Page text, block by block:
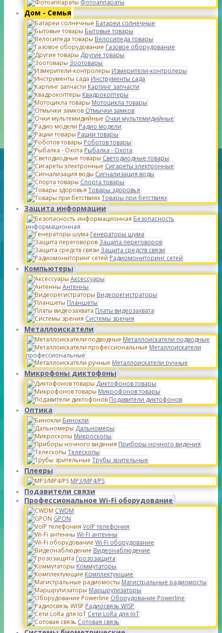
Фотоаппараты
Дом - Семья
Батареи солнечные
Бытовые товары
Велосипеда товары
Газовое оборудование
Другие товары
Зоотовары
Измерители-контролеры
Инструменты сада
Картинг запчасти
Квадрокоптеры
Мотоцикла товары
Отмычки замков
Очки мультемидийные
Радио модели
Рации товары
Роботов товары
Рыбалка - Охота
Светодиодные товары
Сигареты электронные
Сигнализация воды
Спорта товары
Товары здоровья
Товары при бетствиях
Защита информации
Безопасность
информационная
Генераторы шума
Защита переговоров
Защита средств связи
Радиомониторинг сетей
Компьютеры
Аксессуары
Антенны
Видеорегистраторы
Планшеты
Платы видеозахвата
Системы зрения
Металлоискатели
Металлоискатели подводные
Металлоискатели
профессиональные
Металлоискатели ручные
Микрофоны диктофоны
Диктофонов товары
Микрофонов товары
Подавители диктофонов
Оптика
Бинокли
Дальномеры
Микроскопы
Приборы ночного видения
Телескопы
Трубы зрительные
Плееры
MP3/MP4/PS
Подавители связи
Профессиональное Wi-Fi оборудование
CWDM
GPON
VoIP телефония
Wi-Fi антенны
Wi-Fi оборудование
Видеонаблюдение
Грозозащита
Коммутаторы
Комплектующие
Магистральные радиомосты
Маршрутизаторы
Оборудование Powerline
Радиосвязь WISP
Сети LoRa для IoT
Сотовая связь